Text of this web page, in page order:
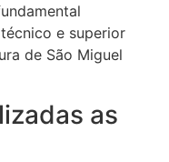
e superior
de São Miguel
as